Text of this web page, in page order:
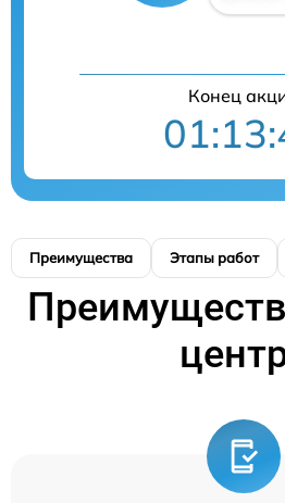
Конец
Преимущества Этапы работ